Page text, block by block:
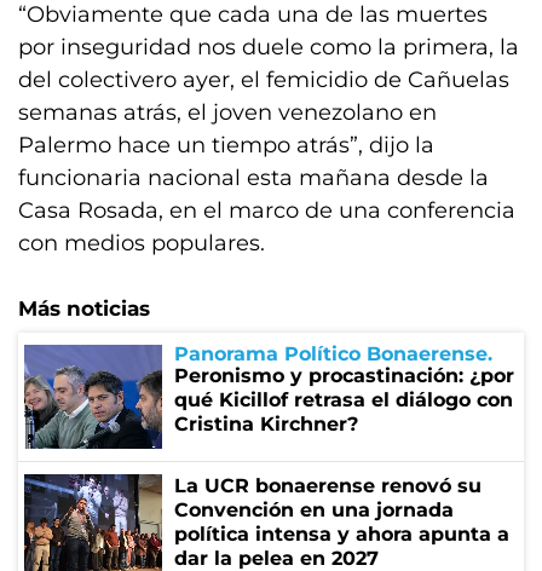
“Obviamente que cada una de las muertes
por inseguridad nos duele como la primera, la
del colectivero ayer, el femicidio de Cañuelas
semanas atrás, el joven venezolano en
Palermo hace un tiempo atrás”, dijo la
funcionaria nacional esta mañana desde la
Casa Rosada, en el marco de una conferencia
con medios populares.
Más noticias
Panorama Político Bonaerense
Peronismo y procastinación: ¿por
qué Kicillof retrasa el diálogo con
Cristina Kirchner?
La UCR bonaerense renovó su
Convención en una jornada
política intensa y ahora apunta a
dar la pelea en 2027